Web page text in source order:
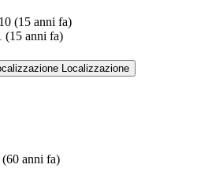
(15 anni fa)
(15 anni fa)
Localizzazione
anni fa)